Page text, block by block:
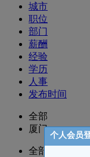
城市
职位
部门
薪酬
经验
学历
人事
发布时间
全部
厦门
全部
个人会员